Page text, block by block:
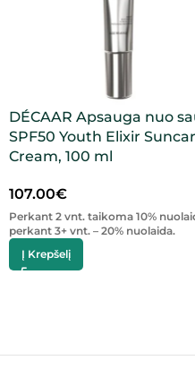
DÉCAAR Apsauga nuo
SPF50 Youth Elixir
Cream, 100 ml
107.00€
Perkant 2 vnt. taikoma 10%
perkant 3+ vnt. – 20% nuolaida.
Į Krepšelį